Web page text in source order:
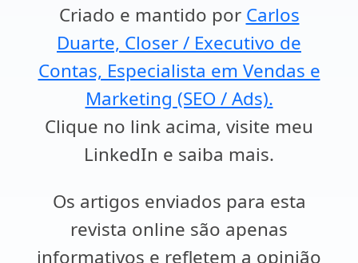
Criado e mantido por Carlos
Duarte, Closer / Executivo de
Contas, Especialista em Vendas e
Marketing (SEO / Ads).
Clique no link acima, visite meu
LinkedIn e saiba mais.
Os artigos enviados para esta
revista online são apenas
informativos e refletem a opinião